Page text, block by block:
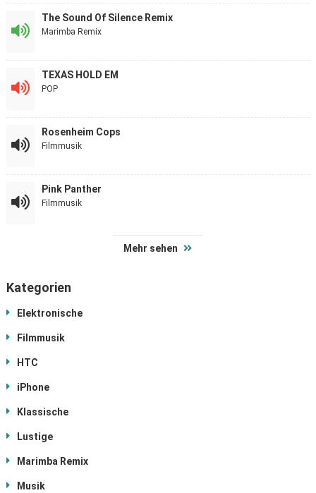
The Sound Of Silence Remix
Marimba Remix
TEXAS HOLD EM
POP
Rosenheim Cops
Filmmusik
Pink Panther
Filmmusik
Mehr sehen
Kategorien
Elektronische
Filmmusik
HTC
iPhone
Klassische
Lustige
Marimba Remix
Musik